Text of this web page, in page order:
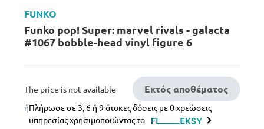
FUNKO
Funko pop! Super: marvel rivals - galacta
#1067 bobble-head vinyl figure 6
The price is not available Εκτός αποθέματος
ήΠλήρωσε σε 3, 6 ή 9 άτοκες δόσεις με 0 χρεώσεις
υπηρεσίας χρησιμοποιώντας το